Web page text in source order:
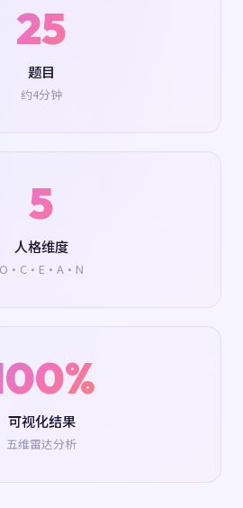
25
题目
约4分钟
5
人格维度
O·C·E·A·N
可视化结果
五维雷达分析